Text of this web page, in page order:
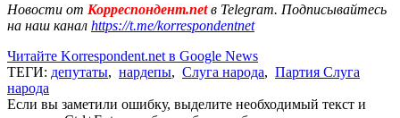
Новости от Корреспондент.netв Telegram. Подписывайтесь
на наш канал https://t.me/korrespondentnet
Читайте Korrespondent.net в Google News
ТЕГИ: депутаты, нардепы, Слуга народа, Партия Слуга
народа
Если вы заметили ошибку, выделите необходимый текст и